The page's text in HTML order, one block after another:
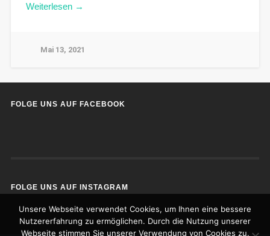
Weiterlesen →
Mai 13, 2021
FOLGE UNS AUF FACEBOOK
FOLGE UNS AUF INSTAGRAM
Unsere Webseite verwendet Cookies, um Ihnen eine bessere
Nutzererfahrung zu ermöglichen. Durch die Nutzung unserer
Webseite stimmen Sie unserer Verwendung von Cookies zu.